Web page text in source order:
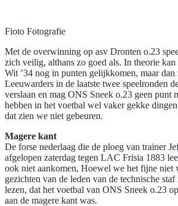
Fioto Fotografie
Met de overwinning op asv Dronten o.23
zich veilig, althans zo goed als. In theorie
Wit ’34 nog in punten gelijkkomen, maar dan
Leeuwarders in de laatste twee speelronden
verslaan en mag ONS Sneek o.23 geen punt
hebben in het voetbal wel vaker gekke
dat zien we niet gebeuren.
Magere kant
De forse nederlaag die de ploeg van trainer
afgelopen zaterdag tegen LAC Frisia 1883
ook niet aankomen, Hoewel we het fijne niet
gezichten van de leden van de technische
lezen, dat het voetbal van ONS Sneek o.23
aan de magere kant was.